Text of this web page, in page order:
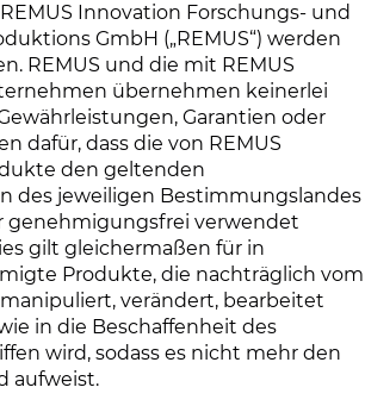
v
Innovation Forschungs- und
GmbH („REMUS“) werden
REMUS und die mit REMUS
übernehmen keinerlei
Garantien oder
dafür, dass die von REMUS
den geltenden
des jeweiligen Bestimmungslandes
genehmigungsfrei verwendet
gilt gleichermaßen für in
Produkte, die nachträglich vom
verändert, bearbeitet
in die Beschaffenheit des
wird, sodass es nicht mehr den
aufweist.